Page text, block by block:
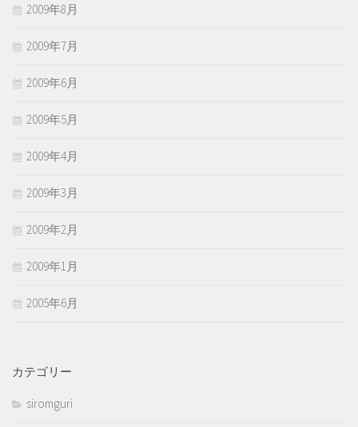
2009年8月
2009年7月
2009年6月
2009年5月
2009年4月
2009年3月
2009年2月
2009年1月
2005年6月
カテゴリー
siromguri